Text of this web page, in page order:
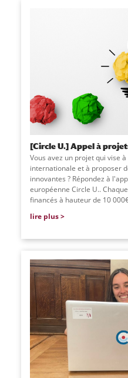
[Circle U.] Appel à
Vous avez un projet qui vise
internationale et à proposer
innovantes ? Répondez à
européenne Circle U..
financés à hauteur de 10
lire plus